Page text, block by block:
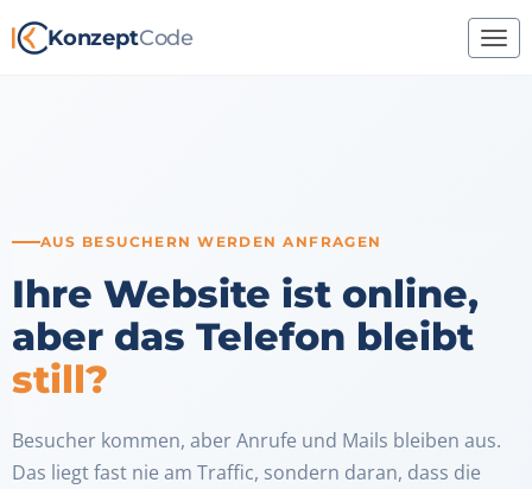
KonzeptCode
AUS BESUCHERN WERDEN ANFRAGEN
Ihre Website ist online,
aber das Telefon bleibt
still?
Besucher kommen, aber Anrufe und Mails bleiben aus.
Das liegt fast nie am Traffic, sondern daran, dass die